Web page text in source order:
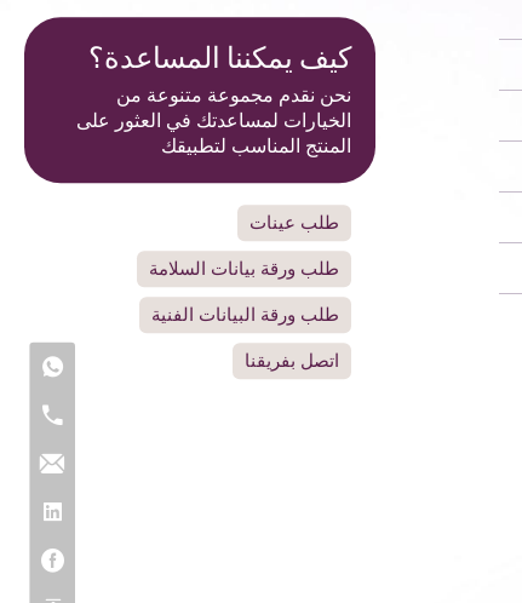
كيف يمكننا المساعدة؟
نحن نقدم مجموعة متنوعة من
الخيارات لمساعدتك في العثور على
المنتج المناسب لتطبيقك
طلب عينات
طلب ورقة بيانات السلامة
طلب ورقة البيانات الفنية
اتصل بفريقنا